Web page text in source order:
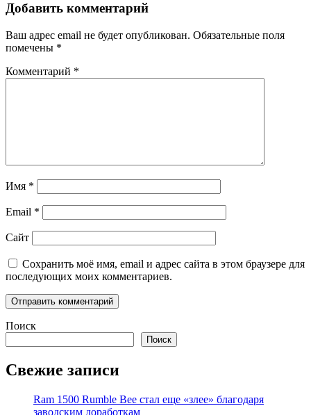
Добавить комментарий
Ваш адрес email не будет опубликован. Обязательные поля
помечены *
Комментарий *
Имя *
Email *
Сайт
Сохранить моё имя, email и адрес сайта в этом браузере для
последующих моих комментариев.
Поиск
Поиск
Свежие записи
Ram 1500 Rumble Bee стал еще «злее» благодаря
заводским доработкам